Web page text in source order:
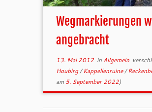
Wegmarkierungen
angebracht
13. Mai 2012in Allgemein
Houbirg/Kappellenruine/
am 5. September 2022)